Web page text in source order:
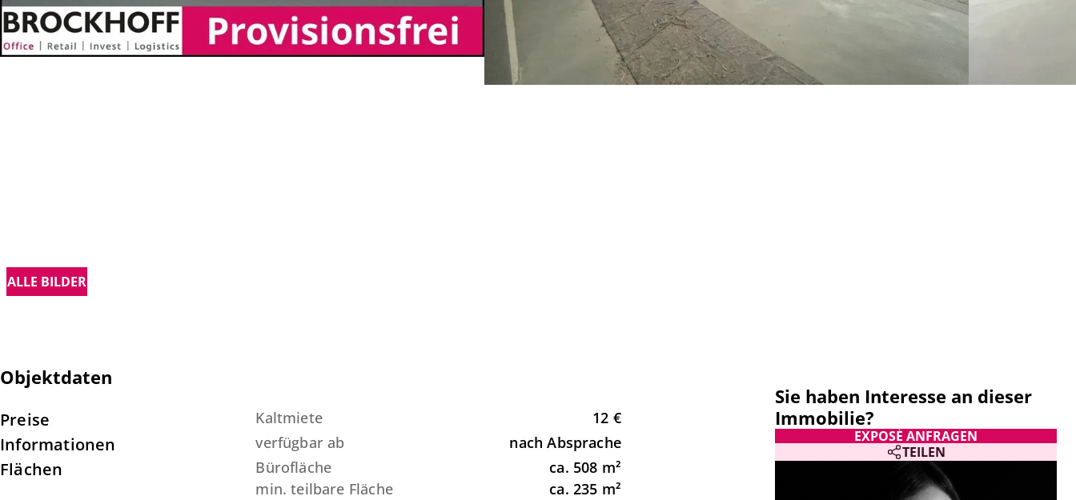
ALLE BILDER
Objektdaten
Preise Kaltmiete 12 €
Informationen verfügbar ab nach Absprache
Flächen Bürofläche ca. 508 m²
min. teilbare Fläche
ca. 235 m²
Sie haben Interesse an dieser
Immobilie?
EXPOSÉ ANFRAGEN
TEILEN